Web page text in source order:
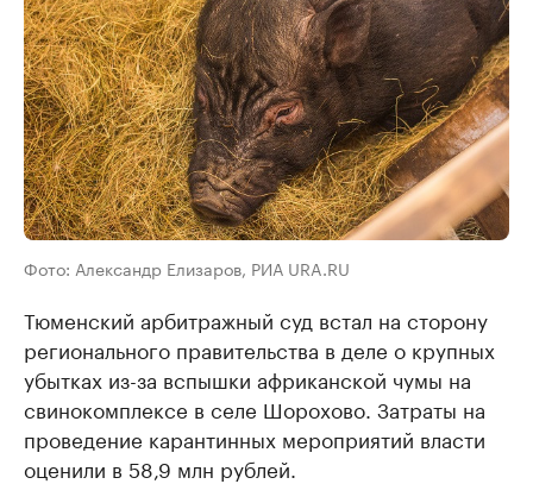
Фото: Александр Елизаров, РИА URA.RU
Тюменский арбитражный суд встал на сторону
регионального правительства в деле о крупных
убытках из-за вспышки африканской чумы на
свинокомплексе в селе Шорохово. Затраты на
проведение карантинных мероприятий власти
оценили в 58,9 млн рублей.